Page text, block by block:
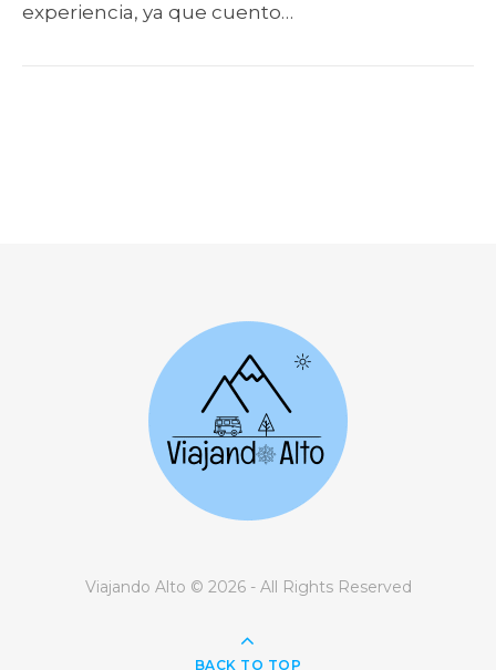
experiencia, ya que cuento…
Viajando Alto © 2026 - All Rights Reserved
BACK TO TOP